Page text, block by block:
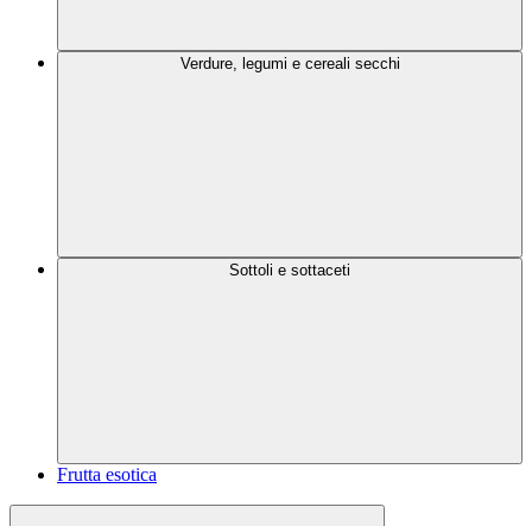
Verdure, legumi e cereali secchi
Sottoli e sottaceti
Frutta esotica